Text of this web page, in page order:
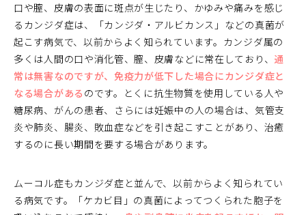
口や膣、皮膚の表面に斑点が生じたり、かゆみや痛みを感じ
るカンジダ症は、「カンジダ・アルビカンス」などの真菌が
起こす病気で、以前からよく知られています。カンジダ属の
多くは人間の口や消化管、膣、皮膚などに常在しており、 通
常は無害なのですが、免疫力が低下した場合にカンジダ症と
なる場合がある のです。とくに抗生物質を使用している人や
糖尿病、がんの患者、さらには妊娠中の人の場合は、気管支
炎や肺炎、腸炎、敗血症などを引き起こすことがあり、治癒
するのに長い期間を要する場合があります。
ムーコル症もカンジダ症と並んで、以前からよく知られてい
る病気です。「ケカビ目」の真菌によってつくられた胞子を